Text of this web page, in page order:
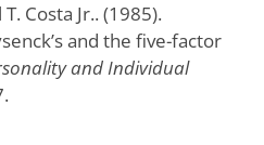
Costa Jr.. (1985).
and the five-factor
and Individual